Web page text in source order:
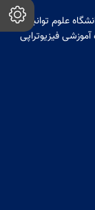
علوم توانبخشی
فیزیوتراپی